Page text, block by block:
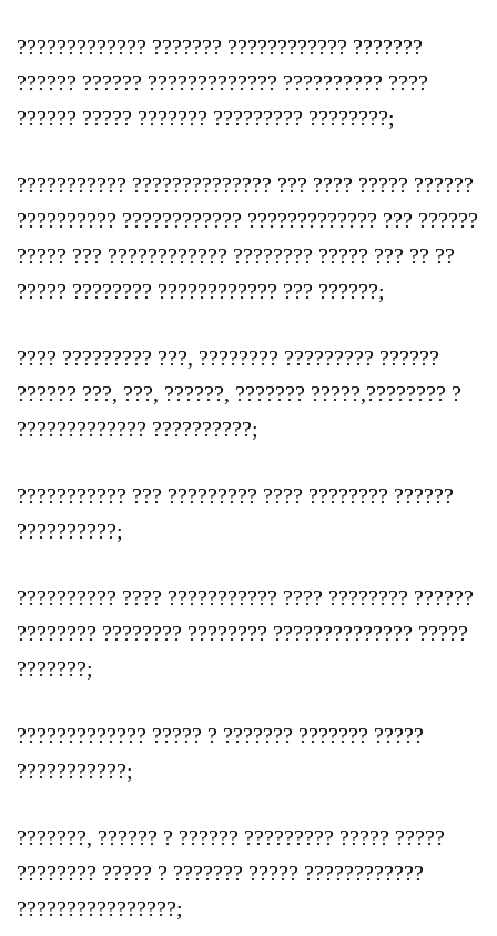
????????????? ??????? ???????????? ???????
?????? ?????? ????????????? ?????????? ????
?????? ????? ??????? ????????? ????????;
??????????? ?????????????? ??? ???? ????? ??????
?????????? ???????????? ????????????? ??? ??????
????? ??? ???????????? ???????? ????? ??? ?? ??
????? ???????? ???????????? ??? ??????;
???? ????????? ???, ???????? ????????? ??????
?????? ???, ???, ??????, ??????? ?????,???????? ?
????????????? ??????????;
??????????? ??? ????????? ???? ???????? ??????
??????????;
?????????? ???? ??????????? ???? ???????? ??????
???????? ???????? ???????? ?????????????? ?????
???????;
????????????? ????? ? ??????? ??????? ?????
???????????;
???????, ?????? ? ?????? ????????? ????? ?????
???????? ????? ? ??????? ????? ????????????
????????????????;